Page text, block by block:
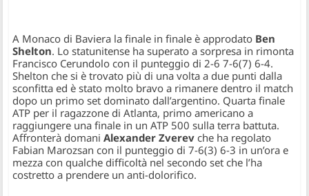
A Monaco di Baviera la finale in finale è approdato Ben
Shelton. Lo statunitense ha superato a sorpresa in rimonta
Francisco Cerundolo con il punteggio di 2-6 7-6(7) 6-4.
Shelton che si è trovato più di una volta a due punti dalla
sconfitta ed è stato molto bravo a rimanere dentro il match
dopo un primo set dominato dall’argentino. Quarta finale
ATP per il ragazzone di Atlanta, primo americano a
raggiungere una finale in un ATP 500 sulla terra battuta.
Affronterà domani Alexander Zverev che ha regolato
Fabian Marozsan con il punteggio di 7-6(3) 6-3 in un’ora e
mezza con qualche difficoltà nel secondo set che l’ha
costretto a prendere un anti-dolorifico.